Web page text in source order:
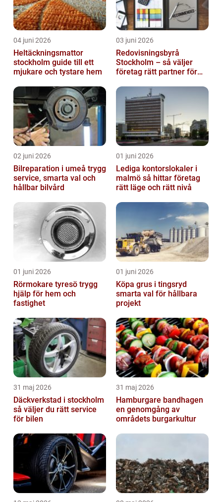
04 juni 2026
Heltäckningsmattor
stockholm guide till ett
mjukare och tystare hem
03 juni 2026
Redovisningsbyrå
Stockholm – så väljer
företag rätt partner för
02 juni 2026
Bilreparation i umeå trygg
service, smarta val och
hållbar bilvård
01 juni 2026
Lediga kontorslokaler i
malmö så hittar företag
rätt läge och rätt nivå
01 juni 2026
Rörmokare tyresö trygg
hjälp för hem och
fastighet
01 juni 2026
Köpa grus i tingsryd
smarta val för hållbara
projekt
31 maj 2026
Däckverkstad i stockholm
så väljer du rätt service
för bilen
31 maj 2026
Hamburgare bandhagen
en genomgång av
områdets burgarkultur